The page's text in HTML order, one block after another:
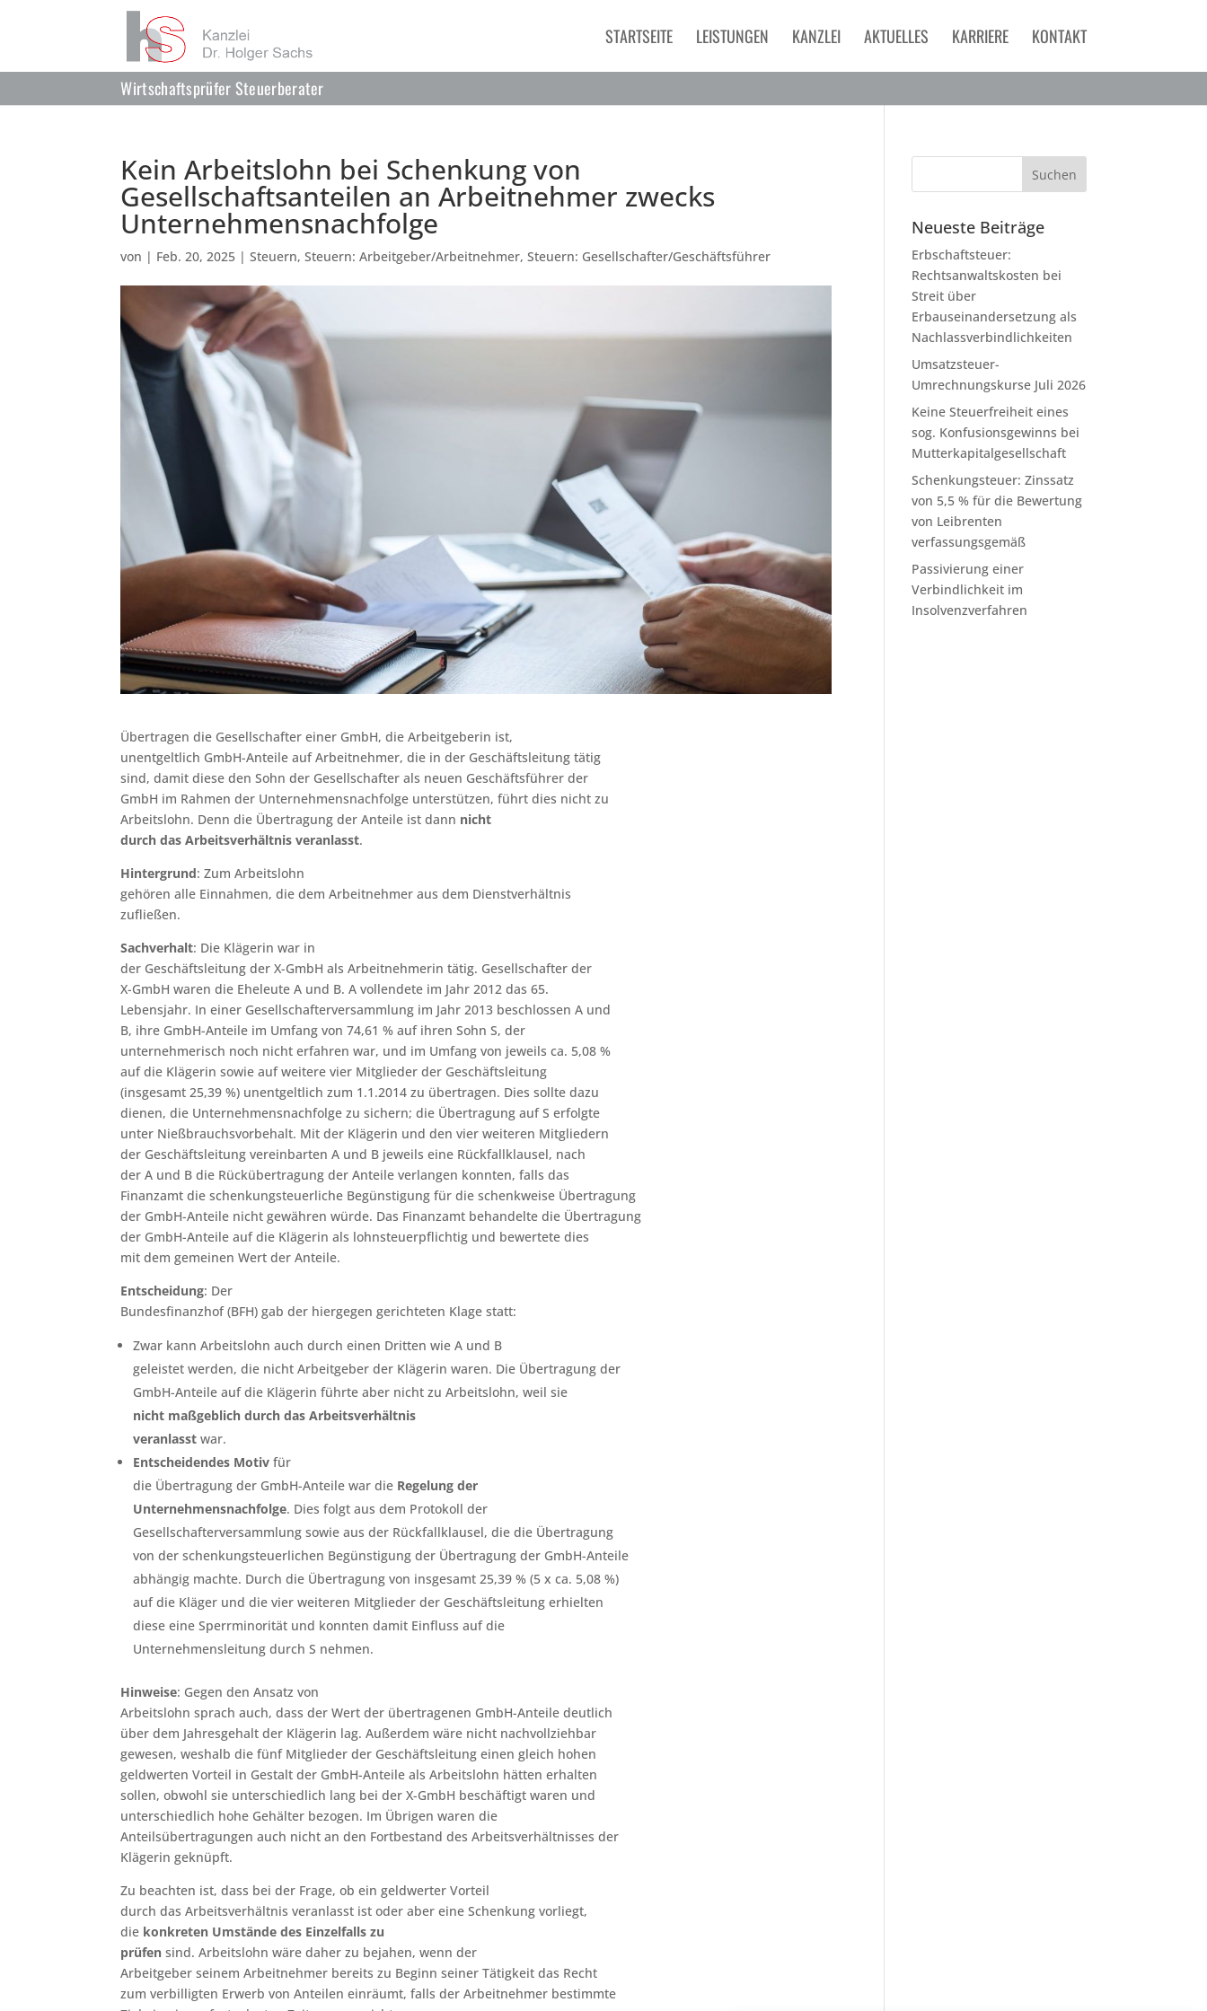
STARTSEITE LEISTUNGEN KANZLEI AKTUELLES KARRIERE KONTAKT
Wirtschaftsprüfer Steuerberater
Kein Arbeitslohn bei Schenkung von
Gesellschaftsanteilen an Arbeitnehmer zwecks
Unternehmensnachfolge
von | Feb. 20, 2025 |Steuern,Steuern: Arbeitgeber/Arbeitnehmer,Steuern: Gesellschafter/Geschäftsführer
Übertragen die Gesellschafter einer GmbH, die Arbeitgeberin ist,
unentgeltlich GmbH-Anteile auf Arbeitnehmer, die in der Geschäftsleitung tätig
sind, damit diese den Sohn der Gesellschafter als neuen Geschäftsführer der
GmbH im Rahmen der Unternehmensnachfolge unterstützen, führt dies nicht zu
Arbeitslohn. Denn die Übertragung der Anteile ist dann nicht
durch das Arbeitsverhältnis veranlasst.
Hintergrund: Zum Arbeitslohn
gehören alle Einnahmen, die dem Arbeitnehmer aus dem Dienstverhältnis
zufließen.
Sachverhalt: Die Klägerin war in
der Geschäftsleitung der X-GmbH als Arbeitnehmerin tätig. Gesellschafter der
X-GmbH waren die Eheleute A und B. A vollendete im Jahr 2012 das 65.
Lebensjahr. In einer Gesellschafterversammlung im Jahr 2013 beschlossen A und
B, ihre GmbH-Anteile im Umfang von 74,61 % auf ihren Sohn S, der
unternehmerisch noch nicht erfahren war, und im Umfang von jeweils ca. 5,08 %
auf die Klägerin sowie auf weitere vier Mitglieder der Geschäftsleitung
(insgesamt 25,39 %) unentgeltlich zum 1.1.2014 zu übertragen. Dies sollte dazu
dienen, die Unternehmensnachfolge zu sichern; die Übertragung auf S erfolgte
unter Nießbrauchsvorbehalt. Mit der Klägerin und den vier weiteren Mitgliedern
der Geschäftsleitung vereinbarten A und B jeweils eine Rückfallklausel, nach
der A und B die Rückübertragung der Anteile verlangen konnten, falls das
Finanzamt die schenkungsteuerliche Begünstigung für die schenkweise Übertragung
der GmbH-Anteile nicht gewähren würde. Das Finanzamt behandelte die Übertragung
der GmbH-Anteile auf die Klägerin als lohnsteuerpflichtig und bewertete dies
mit dem gemeinen Wert der Anteile.
Entscheidung: Der
Bundesfinanzhof (BFH) gab der hiergegen gerichteten Klage statt:
Zwar kann Arbeitslohn auch durch einen Dritten wie A und B
geleistet werden, die nicht Arbeitgeber der Klägerin waren. Die Übertragung der
GmbH-Anteile auf die Klägerin führte aber nicht zu Arbeitslohn, weil sie
nicht maßgeblich durch das Arbeitsverhältnis
veranlasst war.
Entscheidendes Motiv für
die Übertragung der GmbH-Anteile war die Regelung der
Unternehmensnachfolge. Dies folgt aus dem Protokoll der
Gesellschafterversammlung sowie aus der Rückfallklausel, die die Übertragung
von der schenkungsteuerlichen Begünstigung der Übertragung der GmbH-Anteile
abhängig machte. Durch die Übertragung von insgesamt 25,39 % (5 x ca. 5,08 %)
auf die Kläger und die vier weiteren Mitglieder der Geschäftsleitung erhielten
diese eine Sperrminorität und konnten damit Einfluss auf die
Unternehmensleitung durch S nehmen.
Hinweise: Gegen den Ansatz von
Arbeitslohn sprach auch, dass der Wert der übertragenen GmbH-Anteile deutlich
über dem Jahresgehalt der Klägerin lag. Außerdem wäre nicht nachvollziehbar
gewesen, weshalb die fünf Mitglieder der Geschäftsleitung einen gleich hohen
geldwerten Vorteil in Gestalt der GmbH-Anteile als Arbeitslohn hätten erhalten
sollen, obwohl sie unterschiedlich lang bei der X-GmbH beschäftigt waren und
unterschiedlich hohe Gehälter bezogen. Im Übrigen waren die
Anteilsübertragungen auch nicht an den Fortbestand des Arbeitsverhältnisses der
Klägerin geknüpft.
Zu beachten ist, dass bei der Frage, ob ein geldwerter Vorteil
durch das Arbeitsverhältnis veranlasst ist oder aber eine Schenkung vorliegt,
die konkreten Umstände des Einzelfalls zu
prüfen sind. Arbeitslohn wäre daher zu bejahen, wenn der
Arbeitgeber seinem Arbeitnehmer bereits zu Beginn seiner Tätigkeit das Recht
zum verbilligten Erwerb von Anteilen einräumt, falls der Arbeitnehmer bestimmte
Neueste Beiträge
Erbschaftsteuer:
Rechtsanwaltskosten bei
Streit über
Erbauseinandersetzung als
Nachlassverbindlichkeiten
Umsatzsteuer-
Umrechnungskurse Juli 2026
Keine Steuerfreiheit eines
sog. Konfusionsgewinns bei
Mutterkapitalgesellschaft
Schenkungsteuer: Zinssatz
von 5,5 % für die Bewertung
von Leibrenten
verfassungsgemäß
Passivierung einer
Verbindlichkeit im
Insolvenzverfahren